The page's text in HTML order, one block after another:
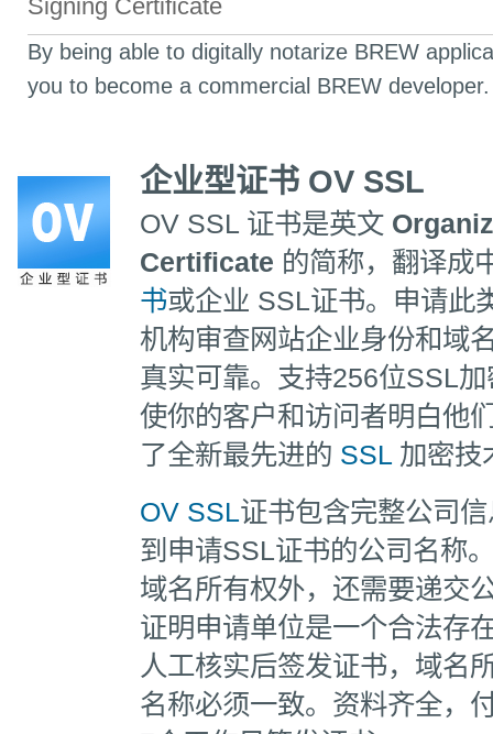
Signing Certificate
By being able to digitally notarize BREW
you to become a commercial BREW developer.
企业型证书 OV SSL
OV SSL 证书是英文
Certificate 的简称，翻译成
书或企业 SSL证书。申请此
机构审查网站企业身份和域
真实可靠。支持256位SSL
使你的客户和访问者明白他
了全新最先进的 SSL 加密技
OV SSL证书包含完整公司
到申请SSL证书的公司名称
域名所有权外，还需要递交
证明申请单位是一个合法存
人工核实后签发证书，域名
名称必须一致。资料齐全，